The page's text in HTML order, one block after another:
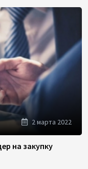
2 марта 2022
на закупку